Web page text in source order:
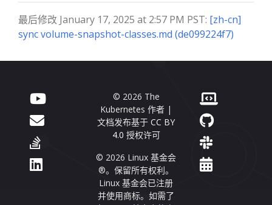
最后修改 January 17, 2025 at 2:57 PM PST: [zh-cn]
sync volume-snapshot-classes.md (de099224f7)
© 2026 The
Kubernetes 作者 |
文档发布基于 CC BY
4.0 授权许可
© 2026 Linux 基金会
®。保留所有权利。
Linux 基金会已注册
并使用商标。如需了